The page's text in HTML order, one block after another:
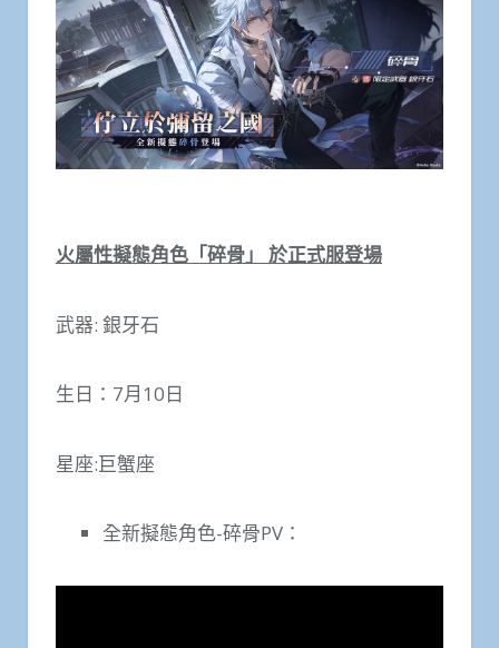
火屬性擬態角色「碎骨」 於正式服登場
武器: 銀牙石
生日：7月10日
星座:巨蟹座
全新擬態角色-碎骨PV：